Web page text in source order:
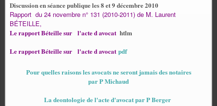
Discussion en séance publique les 8 et 9 décembre 2010
Rapport du 24 novembre n° 131 (2010-2011) de M. Laurent
BÉTEILLE,
Le rapport Béteille sur l'acte d avocat htlm
Le rapport Béteille sur l'acte d avocat pdf
Pour quelles raisons les avocats ne seront jamais des notaires
par P Michaud
La deontologie de l'acte d'avocat par P Berger